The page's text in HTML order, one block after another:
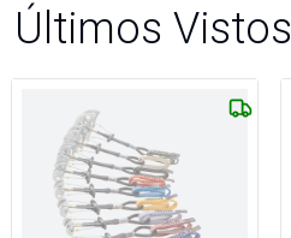
Últimos Vistos